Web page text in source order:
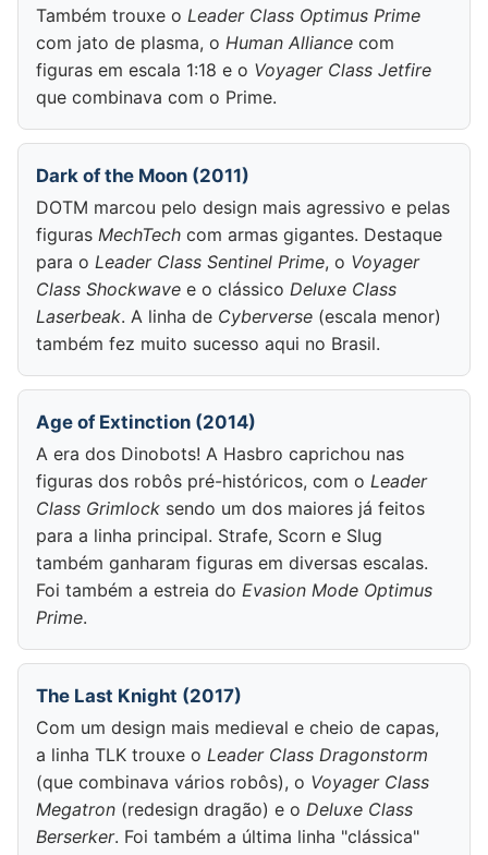
Também trouxe o Leader Class Optimus Prime
com jato de plasma, o Human Alliance com
figuras em escala 1:18 e o Voyager Class Jetfire
que combinava com o Prime.
Dark of the Moon (2011)
DOTM marcou pelo design mais agressivo e pelas
figuras MechTech com armas gigantes. Destaque
para o Leader Class Sentinel Prime, o Voyager
Class Shockwave e o clássico Deluxe Class
Laserbeak. A linha de Cyberverse (escala menor)
também fez muito sucesso aqui no Brasil.
Age of Extinction (2014)
A era dos Dinobots! A Hasbro caprichou nas
figuras dos robôs pré-históricos, com o Leader
Class Grimlock sendo um dos maiores já feitos
para a linha principal. Strafe, Scorn e Slug
também ganharam figuras em diversas escalas.
Foi também a estreia do Evasion Mode Optimus
Prime.
The Last Knight (2017)
Com um design mais medieval e cheio de capas,
a linha TLK trouxe o Leader Class Dragonstorm
(que combinava vários robôs), o Voyager Class
Megatron (redesign dragão) e o Deluxe Class
Berserker. Foi também a última linha "clássica"